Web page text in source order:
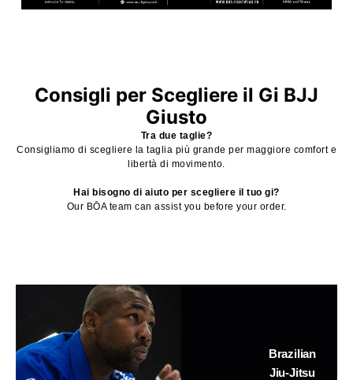
Consigli per Scegliere il Gi BJJ
Giusto
Tra due taglie?
Consigliamo di scegliere la taglia più grande per maggiore comfort e
libertà di movimento.
Hai bisogno di aiuto per scegliere il tuo gi?
Our BŌA team can assist you before your order.
Brazilian
Jiu-Jitsu